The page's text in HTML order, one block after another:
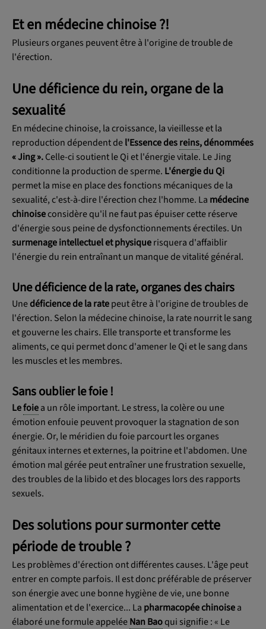
Et en médecine chinoise ?!
Plusieurs organes peuvent être à l'origine de trouble de
l'érection.
Une déficience du rein, organe de la
sexualité
En médecine chinoise, la croissance, la vieillesse et la
reproduction dépendent del'Essence desreins, dénommées
« Jing ».Celle-ci soutient le Qi et l'énergie vitale. Le Jing
conditionne la production de sperme. L'énergie du Qi
permet la mise en place des fonctions mécaniques de la
sexualité, c'est-à-dire l'érection chez l'homme. La médecine
chinoiseconsidère qu'il ne faut pas épuiser cette réserve
d'énergie sous peine de dysfonctionnements érectiles. Un
surmenage intellectuel et physiquerisquera d'affaiblir
l'énergie du rein entraînant un manque de vitalité général.
Une déficience de la rate, organes des chairs
Unedéficience de la ratepeut être à l'origine de troubles de
l'érection. Selon la médecine chinoise, la rate nourrit le sang
et gouverne les chairs. Elle transporte et transforme les
aliments, ce qui permet donc d'amener le Qi et le sang dans
les muscles et les membres.
Sans oublier le foie !
Lefoiea un rôle important. Le stress, la colère ou une
émotion enfouie peuvent provoquer la stagnation de son
énergie. Or, le méridien du foie parcourt les organes
génitaux internes et externes, la poitrine et l'abdomen. Une
émotion mal gérée peut entraîner une frustration sexuelle,
des troubles de la libido et des blocages lors des rapports
sexuels.
Des solutions pour surmonter cette
période de trouble ?
Les problèmes d'érection ont différentes causes. L'âge peut
entrer en compte parfois. Il est donc préférable de préserver
son énergie avec une bonne hygiène de vie, une bonne
alimentation et de l'exercice... La pharmacopée chinoisea
élaboré une formule appeléeNan Baoqui signifie : « Le